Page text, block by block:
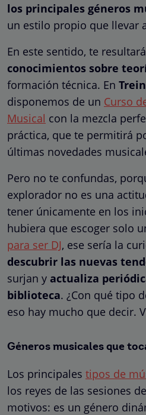
los principales géneros
un estilo propio que llevar
En este sentido, te
conocimientos sobre
formación técnica. En
disponemos de un Curso
Musical con la mezcla
práctica, que te permitirá
últimas novedades
Pero no te confundas,
explorador no es una
tener únicamente en los
hubiera que escoger solo
para ser DJ, ese sería la
descubrir las nuevas
surjan y actualiza
biblioteca. ¿Con qué tipo
eso hay mucho que decir.
Géneros musicales que
Los principales tipos de
los reyes de las sesiones
motivos: es un género